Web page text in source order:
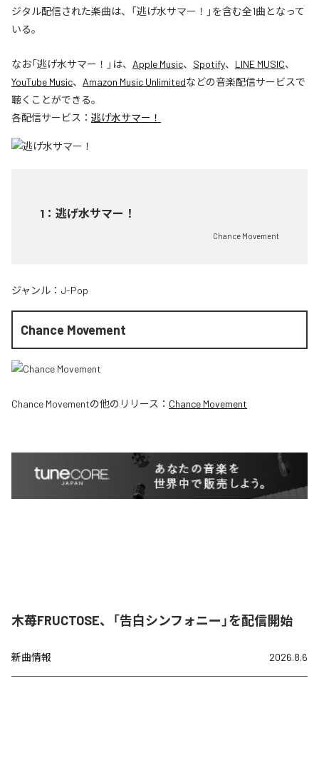
ジタル配信された楽曲は、「逃げ水サマー！」を含む全1曲となって
いる。
なお「逃げ水サマー！ 」は、 Apple Music、 Spotify、 LINE MUSIC、
YouTube Music、 Amazon Music Unlimitedなどの音楽配信サービスで
聴くことができる。
各配信サービス： 逃げ水サマー！
1 ： 逃げ水サマー！
Chance Movement
ジャンル： J-Pop
Chance Movement
Chance Movementの他のリリース： Chance Movement
木苺FRUCTOSE、「告白シンフォニー」を配信開始
新曲情報 2026.8.6